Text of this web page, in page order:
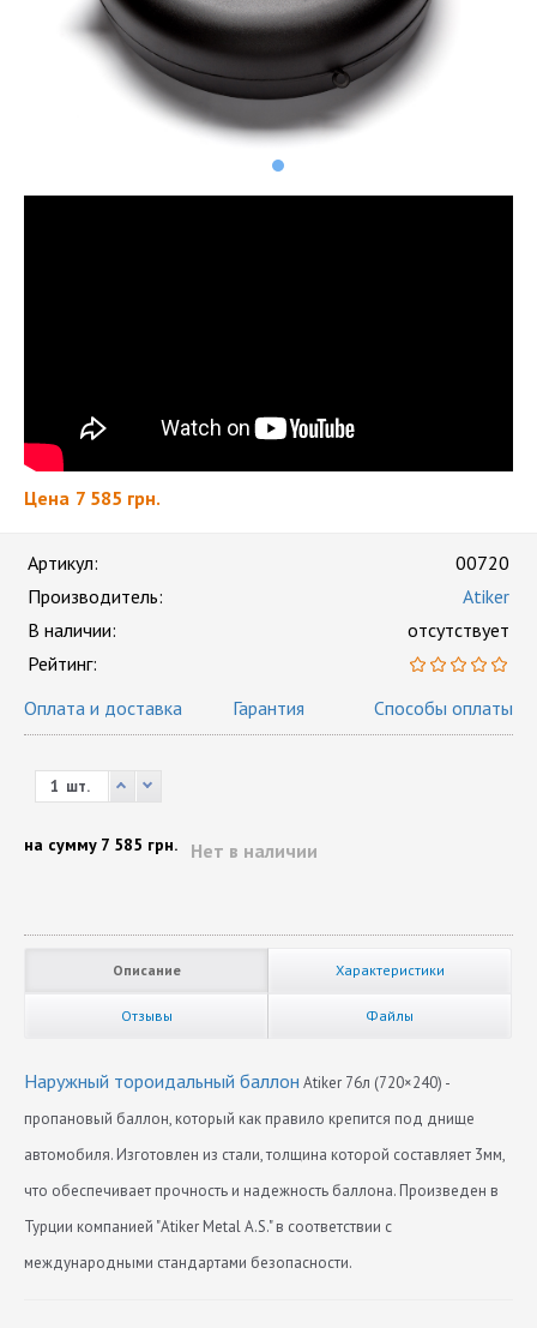
Цена 7 585 грн.
Артикул:
00720
Производитель:
Atiker
В наличии:
отсутствует
Рейтинг:
Оплата и доставка
Гарантия Способы оплаты
шт.
Нет в наличии
на сумму 7 585 грн.
Описание Характеристики
Отзывы Файлы
Наружный тороидальный баллон Atiker 76л (720×240) -
пропановый баллон, который как правило крепится под днище
автомобиля. Изготовлен из стали, толщина которой составляет 3мм,
что обеспечивает прочность и надежность баллона. Произведен в
Турции компанией "Atiker Metal A.S." в соответствии с
международными стандартами безопасности.